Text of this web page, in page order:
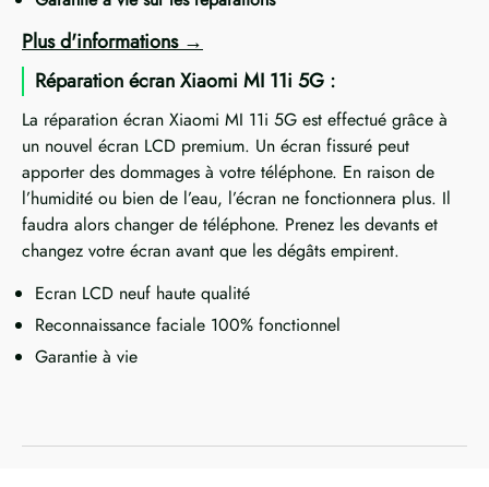
Plus d'informations
Réparation écran Xiaomi MI 11i 5G :
La réparation écran Xiaomi MI 11i 5G est effectué grâce à
un nouvel écran LCD premium. Un écran fissuré peut
apporter des dommages à votre téléphone. En raison de
l’humidité ou bien de l’eau, l’écran ne fonctionnera plus. Il
faudra alors changer de téléphone. Prenez les devants et
changez votre écran avant que les dégâts empirent.
Ecran LCD neuf haute qualité
Reconnaissance faciale 100% fonctionnel
Garantie à vie